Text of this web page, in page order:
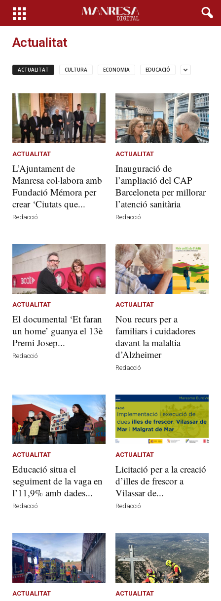
Actualitat
ACTUALITAT CULTURA ECONOMIA EDUCACIÓ
ACTUALITAT
L’Ajuntament de
Manresa col·labora amb
Fundació Mémora per
crear ‘Ciutats que...
Redacció
ACTUALITAT
Inauguració de
l’ampliació del CAP
Barceloneta per millorar
l’atenció sanitària
Redacció
ACTUALITAT
El documental ‘Et faran
un home’ guanya el 13è
Premi Josep...
Redacció
ACTUALITAT
Nou recurs per a
familiars i cuidadores
davant la malaltia
d’Alzheimer
Redacció
ACTUALITAT
Educació situa el
seguiment de la vaga en
l’11,9% amb dades...
Redacció
ACTUALITAT
Licitació per a la creació
d’illes de frescor a
Vilassar de...
Redacció
ACTUALITAT ACTUALITAT